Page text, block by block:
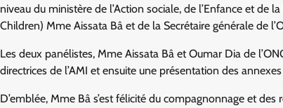
niveau du ministère de l’Action sociale, de l’Enfance et de
Children) Mme Aissata Bâ et de la Secrétaire générale de
Les deux panélistes, Mme Aissata Bâ et Oumar Dia de
directrices de l’AMI et ensuite une présentation des
D’emblée, Mme Bâ s’est félicité du compagnonnage et